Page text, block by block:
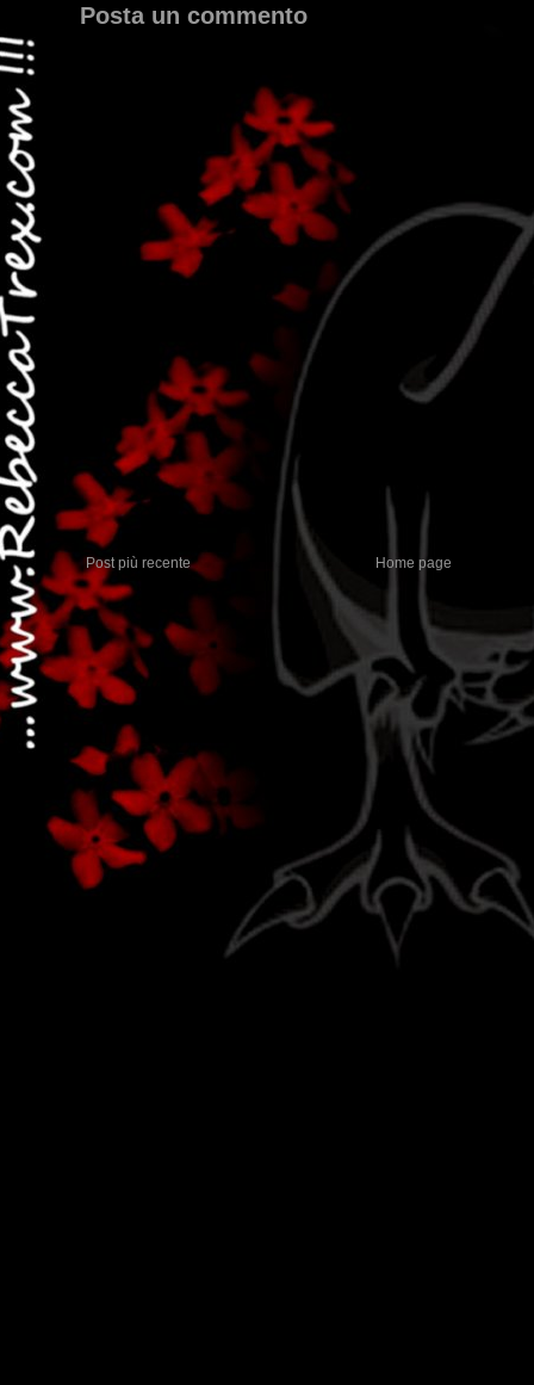
Posta un commento
Post più recente Home page